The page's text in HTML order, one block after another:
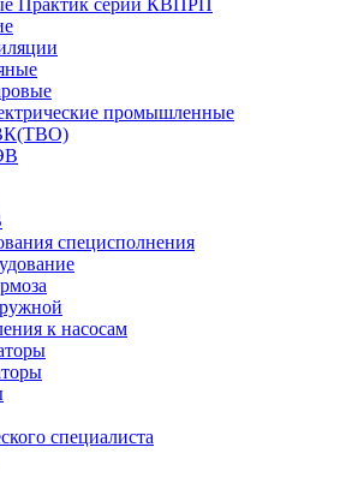
Практик серии КВПРП
промышленные
специсполнения
к насосам
специалиста